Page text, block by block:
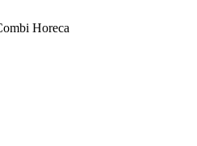
Horeca